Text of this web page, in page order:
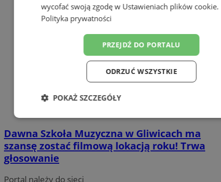
Dawna Szkoła Muzyczna w Gliwicach ma
szansę zostać filmową lokacją roku! Trwa
głosowanie
Portal należy do sieci
wycofać swoją zgodę w Ustawieniach plików cookie.
Polityka prywatności
PRZEJDŹ DO PORTALU
ODRZUĆ WSZYSTKIE
POKAŻ SZCZEGÓŁY
Niezbędne Wydajność